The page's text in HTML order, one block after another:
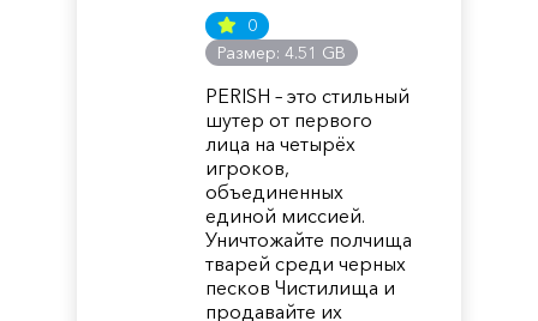
0
Размер: 4.51 GB
PERISH – это стильный
шутер от первого
лица на четырёх
игроков,
объединенных
единой миссией.
Уничтожайте полчища
тварей среди черных
песков Чистилища и
продавайте их